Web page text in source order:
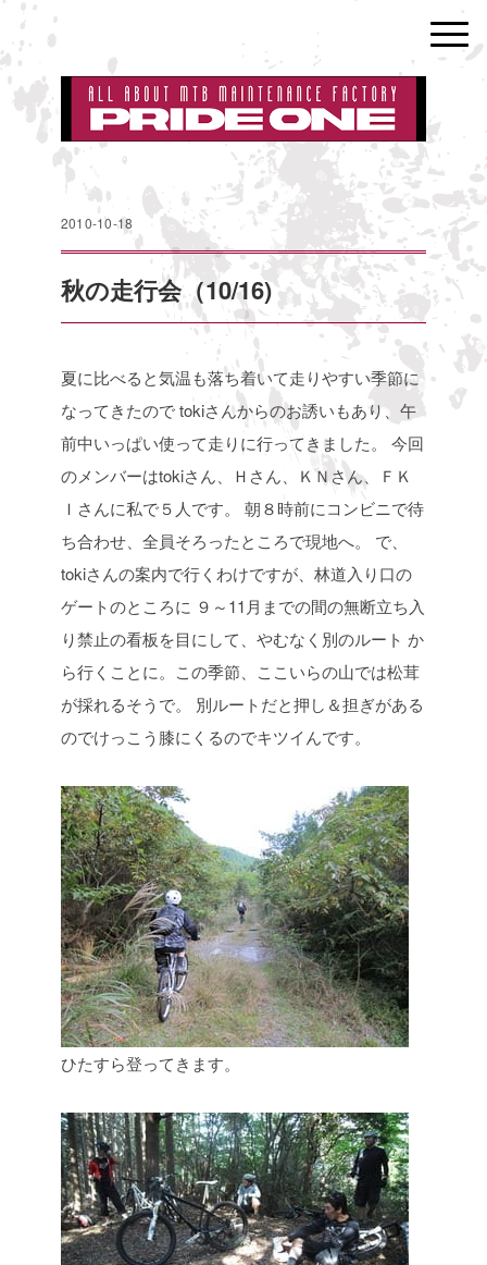
2010-10-18
秋の走行会（10/16)
夏に比べると気温も落ち着いて走りやすい季節に
なってきたのでtokiさんからのお誘いもあり、午
前中いっぱい使って走りに行ってきました。
今回
のメンバーはtokiさん、Ｈさん、ＫＮさん、ＦＫ
Ｉさんに私で５人です。
朝８時前にコンビニで待
ち合わせ、全員そろったところで現地へ。
で、
tokiさんの案内で行くわけですが、林道入り口の
ゲートのところに ９～11月までの間の無断立ち入
り禁止の看板を目にして、やむなく別のルート か
ら行くことに。この季節、ここいらの山では松茸
が採れるそうで。
別ルートだと押し＆担ぎがある
のでけっこう膝にくるのでキツイんです。
ひたすら登ってきます。